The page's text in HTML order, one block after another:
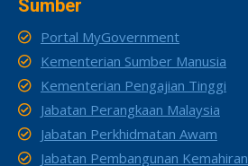
Sumber
Portal MyGovernment
Kementerian Sumber Manusia
Kementerian Pengajian Tinggi
Jabatan Perangkaan Malaysia
Jabatan Perkhidmatan Awam
Jabatan Pembangunan Kemahiran